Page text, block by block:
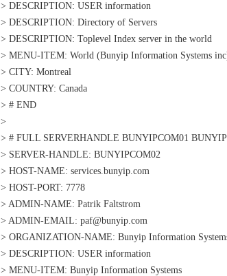
> DESCRIPTION: USER information
> DESCRIPTION: Directory of Servers
> DESCRIPTION: Toplevel Index server in the world
> MENU-ITEM: World (Bunyip Information Systems
> CITY: Montreal
> COUNTRY: Canada
> # END
>
> # FULL SERVERHANDLE BUNYIPCOM01
> SERVER-HANDLE: BUNYIPCOM02
> HOST-NAME: services.bunyip.com
> HOST-PORT: 7778
> ADMIN-NAME: Patrik Faltstrom
> ADMIN-EMAIL: paf@bunyip.com
> ORGANIZATION-NAME: Bunyip Information
> DESCRIPTION: USER information
> MENU-ITEM: Bunyip Information Systems